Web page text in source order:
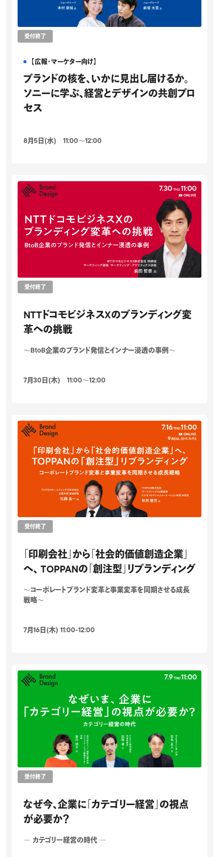
受付終了
【広報・マーケター向け】
ブランドの核を、いかに見出し届けるか。
ソニーに学ぶ、経営とデザインの共創プロ
セス
8月5日(水) 11:00〜12:00
受付終了
NTTドコモビジネスXのブランディング変
革への挑戦
～BtoB企業のブランド発信とインナー浸透の事例～
7月30日(木) 11:00〜12:00
受付終了
「印刷会社」から「社会的価値創造企業」
へ、 TOPPANの「創注型」リブランディング
～コーポレートブランド変革と事業変革を同期させる成長
戦略～
7月16日(木) 11:00-12:00
受付終了
なぜ今、企業に「カテゴリー経営」の視点
が必要か？
― カテゴリー経営の時代 ―